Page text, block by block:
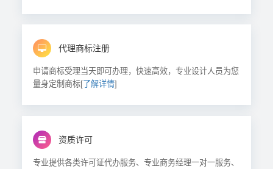
代理商标注册
申请商标受理当天即可办理，快速高效，专业设计人员为您
量身定制商标[了解详情]
资质许可
专业提供各类许可证代办服务、专业商务经理一对一服务、